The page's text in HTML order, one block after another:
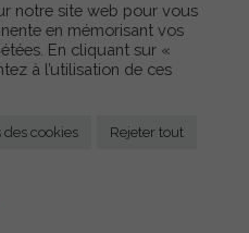
des années durant.
GRENIER
D’INFLUENCE
notre site web pour vous
en mémorisant vos
En cliquant sur «
à l’utilisation de ces
cookies Rejeter tout